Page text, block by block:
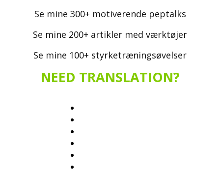
Se mine 300+ motiverende peptalks
Se mine 200+ artikler med værktøjer
Se mine 100+ styrketræningsøvelser
NEED TRANSLATION?